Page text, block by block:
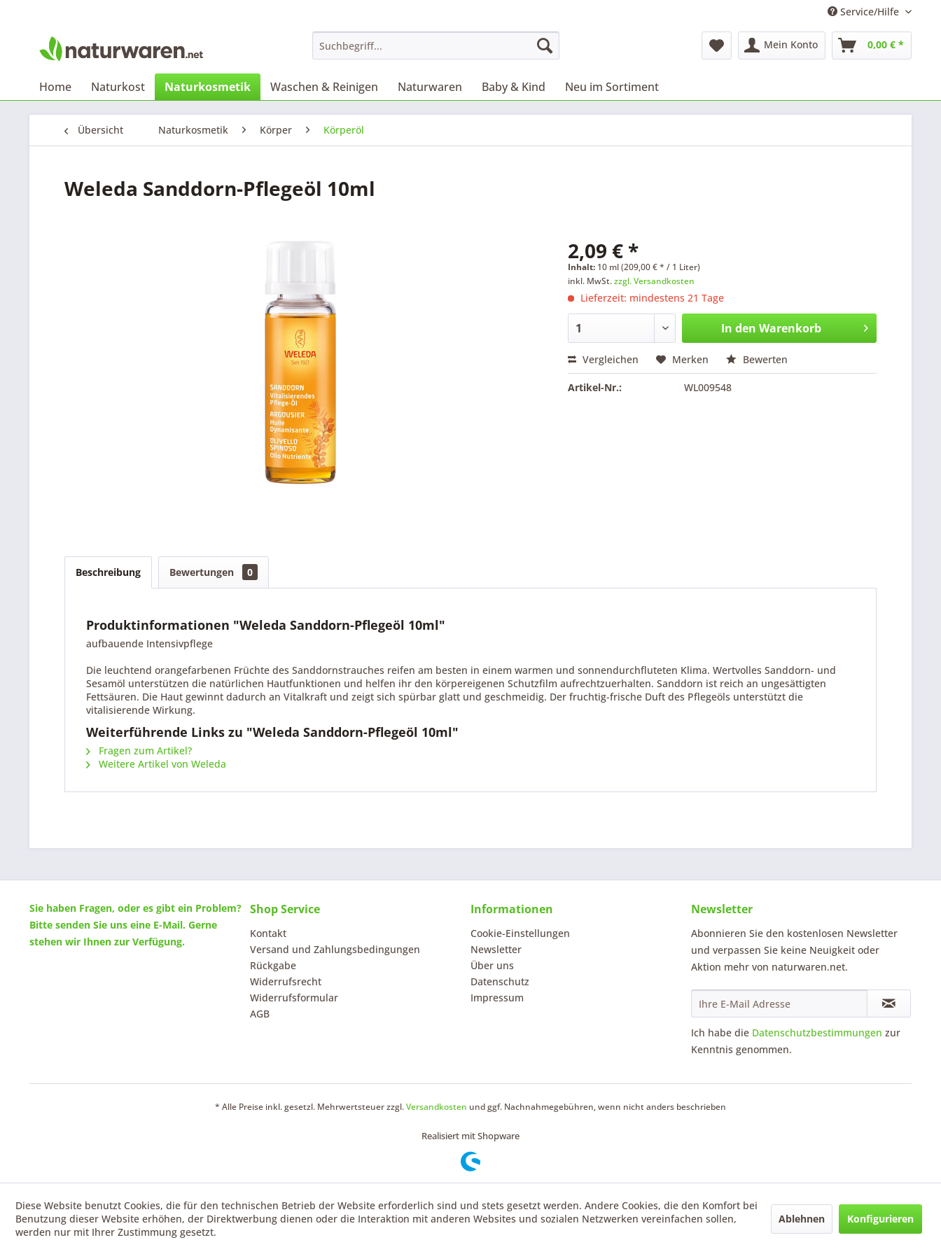
Service/Hilfe
Mein Konto 0,00 € *
Home Naturkost Naturkosmetik Waschen & Reinigen Naturwaren Baby & Kind Neu im Sortiment
Übersicht Naturkosmetik Körper Körperöl
Weleda Sanddorn-Pflegeöl 10ml
2,09 € *
Inhalt: 10 ml (209,00 € * / 1 Liter)
inkl. MwSt.zzgl. Versandkosten
Lieferzeit: mindestens 21 Tage
In den Warenkorb
Vergleichen Merken Bewerten
Artikel-Nr.: WL009548
Beschreibung Bewertungen 0
Produktinformationen "Weleda Sanddorn-Pflegeöl 10ml"
aufbauende Intensivpflege
Die leuchtend orangefarbenen Früchte des Sanddornstrauches reifen am besten in einem warmen und sonnendurchfluteten Klima. Wertvolles Sanddorn- und
Sesamöl unterstützen die natürlichen Hautfunktionen und helfen ihr den körpereigenen Schutzfilm aufrechtzuerhalten. Sanddorn ist reich an ungesättigten
Fettsäuren. Die Haut gewinnt dadurch an Vitalkraft und zeigt sich spürbar glatt und geschmeidig. Der fruchtig-frische Duft des Pflegeöls unterstützt die
vitalisierende Wirkung.
Weiterführende Links zu "Weleda Sanddorn-Pflegeöl 10ml"
Fragen zum Artikel?
Weitere Artikel von Weleda
Sie haben Fragen, oder es gibt ein Problem?
Bitte senden Sie uns eine E-Mail. Gerne
stehen wir Ihnen zur Verfügung.
Shop Service
Kontakt
Versand und Zahlungsbedingungen
Rückgabe
Widerrufsrecht
Widerrufsformular
AGB
Informationen
Cookie-Einstellungen
Newsletter
Über uns
Datenschutz
Impressum
Newsletter
Abonnieren Sie den kostenlosen Newsletter
und verpassen Sie keine Neuigkeit oder
Aktion mehr von naturwaren.net.
Ich habe die Datenschutzbestimmungen zur
Kenntnis genommen.
* Alle Preise inkl. gesetzl. Mehrwertsteuer zzgl.Versandkosten und ggf. Nachnahmegebühren, wenn nicht anders beschrieben
Realisiert mit Shopware
Diese Website benutzt Cookies, die für den technischen Betrieb der Website erforderlich sind und stets gesetzt werden. Andere Cookies, die den Komfort bei
Benutzung dieser Website erhöhen, der Direktwerbung dienen oder die Interaktion mit anderen Websites und sozialen Netzwerken vereinfachen sollen,
werden nur mit Ihrer Zustimmung gesetzt.
Ablehnen Konfigurieren